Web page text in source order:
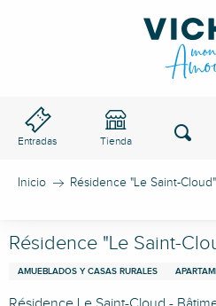
Entradas Tienda
Inicio Résidence "Le Saint-Cloud"
Résidence "Le Saint-
AMUEBLADOS Y CASAS RURALES